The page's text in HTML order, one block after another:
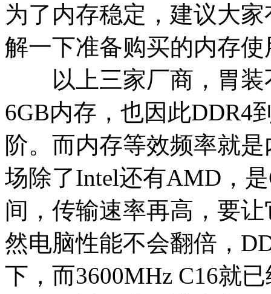
为了内存稳定，建议大
解一下准备购买的内存
以上三家厂商，胃装
6GB内存，也因此DDR4
阶。而内存等效频率就
场除了Intel还有AMD，
间，传输速率再高，要
然电脑性能不会翻倍，
下，而3600MHz C16就